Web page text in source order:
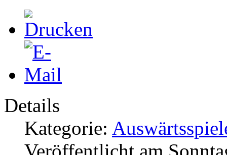
Details
Kategorie: